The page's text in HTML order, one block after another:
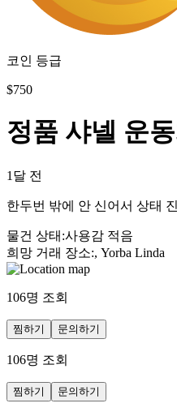
코인 등급
$750
정품 샤넬 운
1달 전
한두번 밖에 안 신어서 상태
물건 상태 :사용감 적음
희망 거래 장소:, Yorba Linda
106명 조회
찜하기 문의하기
106명 조회
찜하기 문의하기